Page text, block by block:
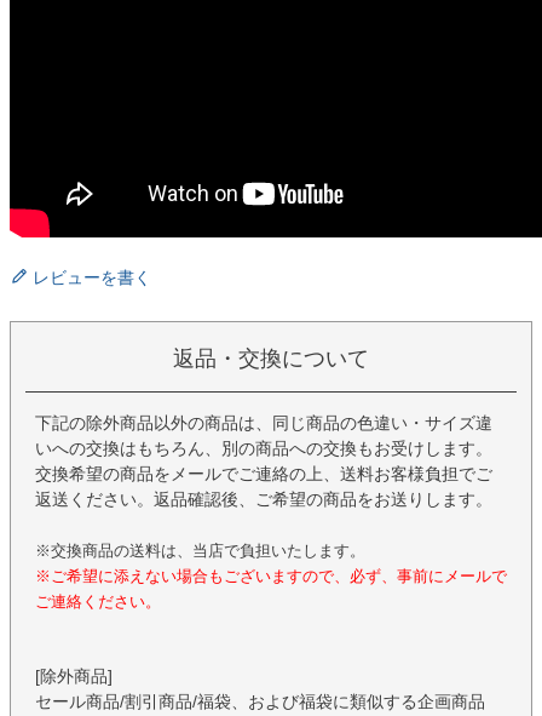
レビューを書く
返品・交換について
下記の除外商品以外の商品は、同じ商品の色違い・サイズ違
いへの交換はもちろん、別の商品への交換もお受けします。
交換希望の商品をメールでご連絡の上、送料お客様負担でご
返送ください。返品確認後、ご希望の商品をお送りします。
※交換商品の送料は、当店で負担いたします。
※ご希望に添えない場合もございますので、必ず、事前にメールで
ご連絡ください。
[除外商品]
セール商品/割引商品/福袋、および福袋に類似する企画商品